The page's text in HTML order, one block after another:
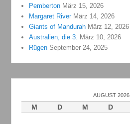
Pemberton März 15, 2026
Margaret River März 14, 2026
Giants of Mandurah März 12, 2026
Australien, die 3. März 10, 2026
Rügen September 24, 2025
AUGUST 2026
M D M D